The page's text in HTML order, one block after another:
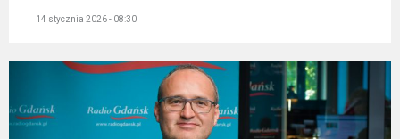
14 stycznia 2026 - 08:30